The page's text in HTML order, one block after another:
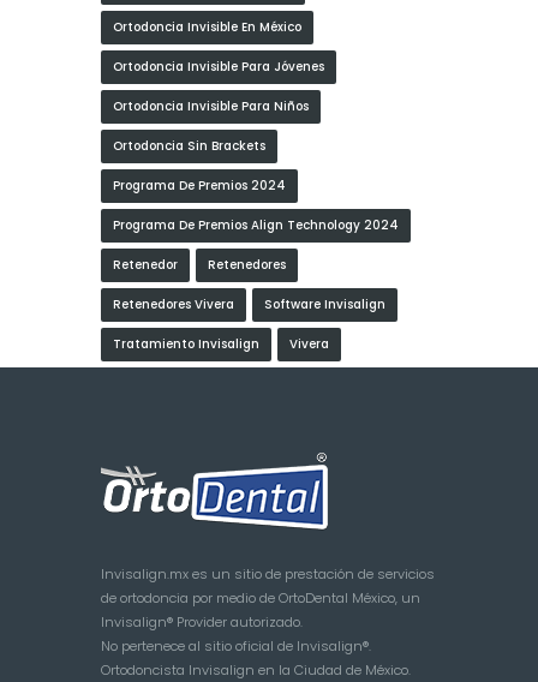
Ortodoncia Invisible En México
Ortodoncia Invisible Para Jóvenes
Ortodoncia Invisible Para Niños
Ortodoncia Sin Brackets
Programa De Premios 2024
Programa De Premios Align Technology 2024
Retenedor Retenedores
Retenedores Vivera Software Invisalign
Tratamiento Invisalign Vivera
Invisalign.mx es un sitio de prestación de servicios
de ortodoncia por medio de OrtoDental México, un
Invisalign® Provider autorizado.
No pertenece al sitio oficial de Invisalign®.
Ortodoncista Invisalign en la Ciudad de México.